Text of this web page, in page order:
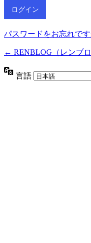
パスワードをお忘れで
← RENBLOG（レンブ
言語